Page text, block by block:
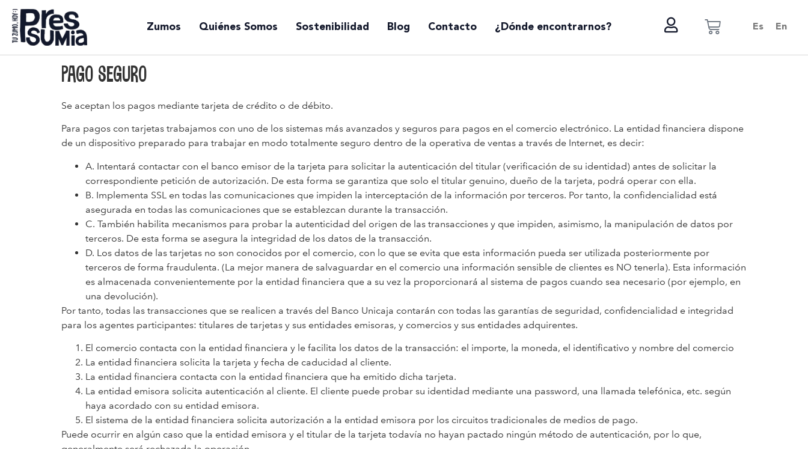
Zumos Quiénes Somos Sostenibilidad Blog Contacto ¿Dónde encontrarnos? Es En
Pago seguro
Se aceptan los pagos mediante tarjeta de crédito o de débito.
Para pagos con tarjetas trabajamos con uno de los sistemas más avanzados y seguros para pagos en el comercio electrónico. La entidad financiera dispone
de un dispositivo preparado para trabajar en modo totalmente seguro dentro de la operativa de ventas a través de Internet, es decir:
A. Intentará contactar con el banco emisor de la tarjeta para solicitar la autenticación del titular (verificación de su identidad) antes de solicitar la
correspondiente petición de autorización. De esta forma se garantiza que solo el titular genuino, dueño de la tarjeta, podrá operar con ella.
B. Implementa SSL en todas las comunicaciones que impiden la interceptación de la información por terceros. Por tanto, la confidencialidad está
asegurada en todas las comunicaciones que se establezcan durante la transacción.
C. También habilita mecanismos para probar la autenticidad del origen de las transacciones y que impiden, asimismo, la manipulación de datos por
terceros. De esta forma se asegura la integridad de los datos de la transacción.
D. Los datos de las tarjetas no son conocidos por el comercio, con lo que se evita que esta información pueda ser utilizada posteriormente por
terceros de forma fraudulenta. (La mejor manera de salvaguardar en el comercio una información sensible de clientes es NO tenerla). Esta información
es almacenada convenientemente por la entidad financiera que a su vez la proporcionará al sistema de pagos cuando sea necesario (por ejemplo, en
una devolución).
Por tanto, todas las transacciones que se realicen a través del Banco Unicaja contarán con todas las garantías de seguridad, confidencialidad e integridad
para los agentes participantes: titulares de tarjetas y sus entidades emisoras, y comercios y sus entidades adquirentes.
El comercio contacta con la entidad financiera y le facilita los datos de la transacción: el importe, la moneda, el identificativo y nombre del comercio
La entidad financiera solicita la tarjeta y fecha de caducidad al cliente.
La entidad financiera contacta con la entidad financiera que ha emitido dicha tarjeta.
La entidad emisora solicita autenticación al cliente. El cliente puede probar su identidad mediante una password, una llamada telefónica, etc. según
haya acordado con su entidad emisora.
El sistema de la entidad financiera solicita autorización a la entidad emisora por los circuitos tradicionales de medios de pago.
Puede ocurrir en algún caso que la entidad emisora y el titular de la tarjeta todavía no hayan pactado ningún método de autenticación, por lo que,